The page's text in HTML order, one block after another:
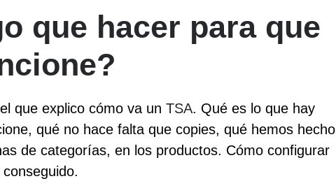
que hacer para que
que explico cómo va un TSA. Qué es lo que hay
qué no hace falta que copies, qué hemos hecho
de categorías, en los productos. Cómo configurar